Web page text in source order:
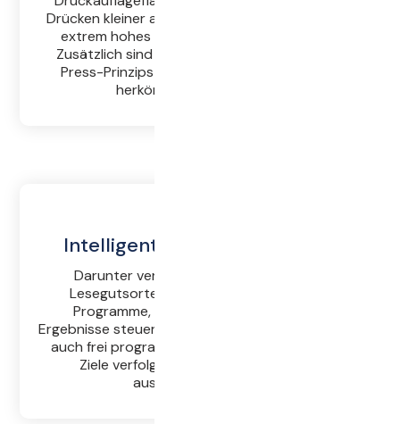
Drücken kleiner als 0,8 Bar. Somit ergibt sich ein
extrem hohes Qualitätsniveau des Mostes.
Zusätzlich sind die Presszeiten aufgrund des
Press-Prinzips um bis zu 30% kürzer als bei
herkömmlichen Systemen.
Intelligente Pressprogramme
Darunter verstehen wir perfekt auf alle
Lesegutsorten und -arten abgestimmte
Programme, die die Presse für optimale
Ergebnisse steuern.Selbstverständlich können Sie
auch frei programmieren, wenn Sie besondere
Ziele verfolgen oder mal etwas Neues
ausprobieren wollen.